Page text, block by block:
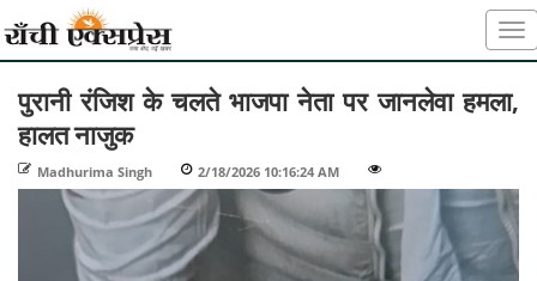
पुरानी रंजिश के चलते भाजपा नेता पर जानलेवा हमला,
हालत नाजुक
Madhurima Singh 2/18/2026 10:16:24 AM